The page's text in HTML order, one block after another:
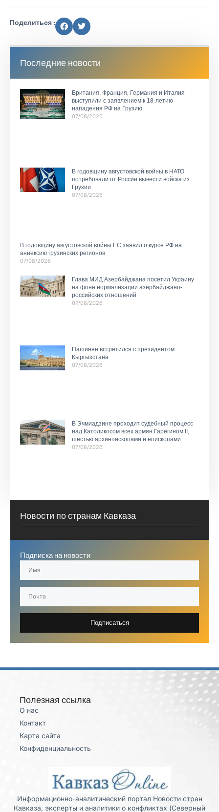
Поделиться :
Последние новости
Британия, Франция, Германия и Италия
выступили с заявлением к 18-летию
нападения РФ на Грузию
07/08/2026
В годовщину августовской войны в НАТО
потребовали от России вывести войска из
Грузии
07/08/2026
В годовщину августовской войны ЕС заявил о курсе РФ на
аннексию грузинских регионов
07/08/2026
Глава МИД Азербайджана посетил Украину
на фоне нормализации азербайджано-
российских отношений
07/08/2026
Пашинян встретился с президентом
Кыргызстана
07/08/2026
В Эчмиадзине проходит судебный процесс
над Католикосом всех армян Гарегином II,
шестью архиепископами и епископами
07/08/2026
Новости по странам Кавказа
Подписка на новости
Подписаться
Полезная ссылка
О нас
Контакт
Карта сайта
Конфиденциальность
Информационно-аналитический портал Новости стран
Кавказа, эксперты и аналитики о конфликтах (Северный